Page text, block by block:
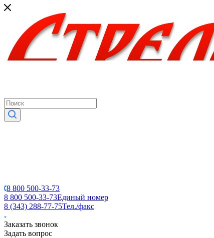
8 800 500-33-73
8 800 500-33-73Единый номер
8 (343) 288-77-75Тел./факс
Заказать звонок
Задать вопрос